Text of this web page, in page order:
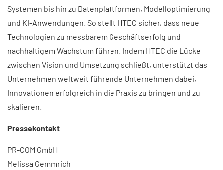
Systemen bis hin zu Datenplattformen, Modelloptimierung
und KI-Anwendungen. So stellt HTEC sicher, dass neue
Technologien zu messbarem Geschäftserfolg und
nachhaltigem Wachstum führen. Indem HTEC die Lücke
zwischen Vision und Umsetzung schließt, unterstützt das
Unternehmen weltweit führende Unternehmen dabei,
Innovationen erfolgreich in die Praxis zu bringen und zu
skalieren.
Pressekontakt
PR-COM GmbH
Melissa Gemmrich